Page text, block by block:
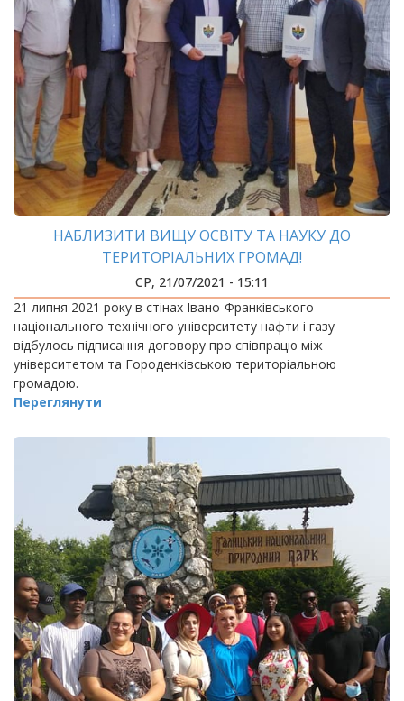
НАБЛИЗИТИ ВИЩУ ОСВІТУ ТА НАУКУ ДО
ТЕРИТОРІАЛЬНИХ ГРОМАД!
СР, 21/07/2021 - 15:11
21 липня 2021 року в стінах Івано-Франківського
національного технічного університету нафти і газу
відбулось підписання договору про співпрацю між
університетом та Городенківською територіальною
громадою.
Переглянути